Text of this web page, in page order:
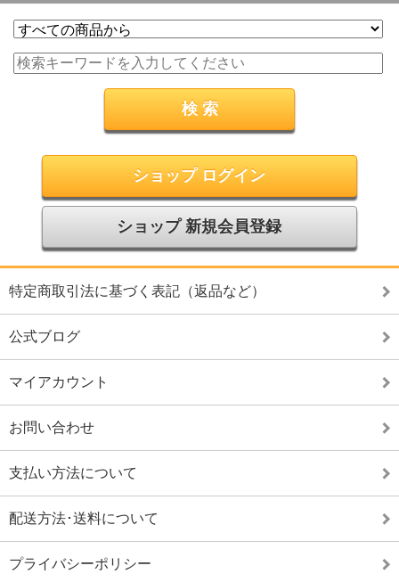
ショップ ログイン
ショップ 新規会員登録
特定商取引法に基づく表記（返品など）
公式ブログ
マイアカウント
お問い合わせ
支払い方法について
配送方法･送料について
プライバシーポリシー